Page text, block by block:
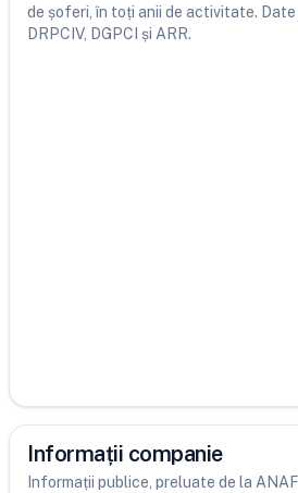
de șoferi, în toți anii de activitate.
DRPCIV, DGPCI și ARR.
Informații companie
Informații publice, preluate de la